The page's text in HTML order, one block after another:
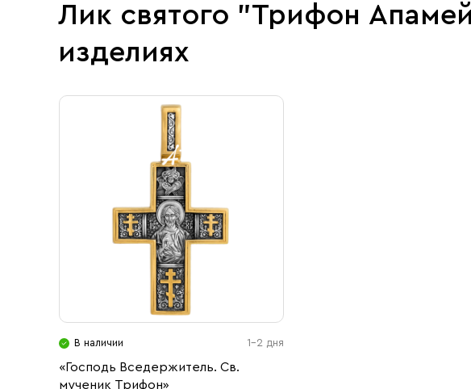
Лик святого "Трифон
изделиях
В наличии 1-2 дня
«Господь Вседержитель. Св.
мученик Трифон»